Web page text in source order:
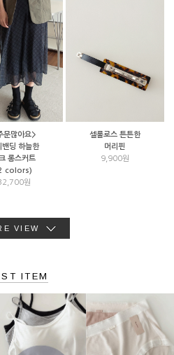
문많아요>
밴딩 하늘한
롱스커트
colors)
원
셀룰로스 튼튼한
머리핀
9,900원
VIEW
ITEM